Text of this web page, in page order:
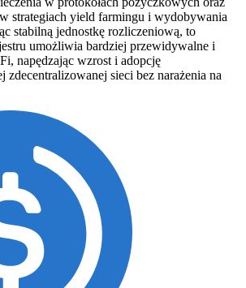
strategiach yield farmingu i wydobywania
stabilną jednostkę rozliczeniową, to
umożliwia bardziej przewidywalne i
napędzając wzrost i adopcję
zdecentralizowanej sieci bez narażenia na